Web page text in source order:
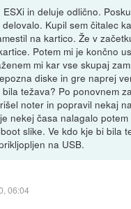
in deluje odlično.
Kupil sem čitalec
na kartico. Že v
Potem mi je končno
mi kar vse skupaj
diske in gre naprej
težava? Po ponovnem
noter in popravil nekaj
nekej časa nalagalo
slike. Ve kdo kje bi bila
na USB.
06:04